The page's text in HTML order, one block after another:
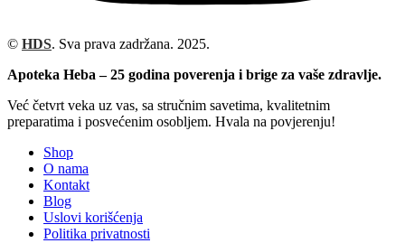
© HDS. Sva prava zadržana. 2025.
Apoteka Heba – 25 godina poverenja i brige za vaše zdravlje.
Već četvrt veka uz vas, sa stručnim savetima, kvalitetnim
preparatima i posvećenim osobljem. Hvala na povjerenju!
Shop
O nama
Kontakt
Blog
Uslovi korišćenja
Politika privatnosti